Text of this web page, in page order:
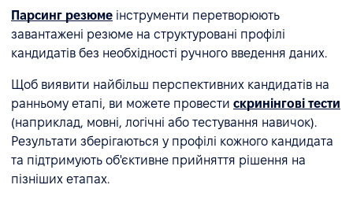
Парсинг резюме інструменти перетворюють
завантажені резюме на структуровані профілі
кандидатів без необхідності ручного введення даних.
Щоб виявити найбільш перспективних кандидатів на
ранньому етапі, ви можете провести скринінгові тести
(наприклад, мовні, логічні або тестування навичок).
Результати зберігаються у профілі кожного кандидата
та підтримують об'єктивне прийняття рішення на
пізніших етапах.